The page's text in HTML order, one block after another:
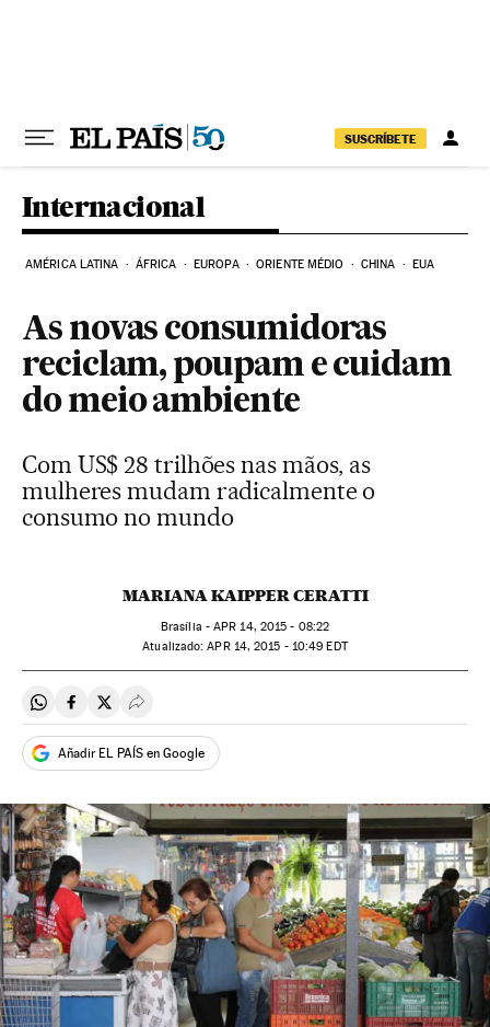
SUSCRÍBETE
Internacional
AMÉRICA LATINA ÁFRICA EUROPA ORIENTE MÉDIO CHINA EUA
As novas consumidoras
reciclam, poupam e cuidam
do meio ambiente
Com US$ 28 trilhões nas mãos, as
mulheres mudam radicalmente o
consumo no mundo
MARIANA KAIPPER CERATTI
Brasília -APR 14, 2015 - 08:22
atualizado: APR14, 2015 - 10:49 EDT
Compartir en Whatsapp
Compartir en Facebook
Compartir en Twitter
Desplegar Redes Sociales
Añadir EL PAÍS en Google